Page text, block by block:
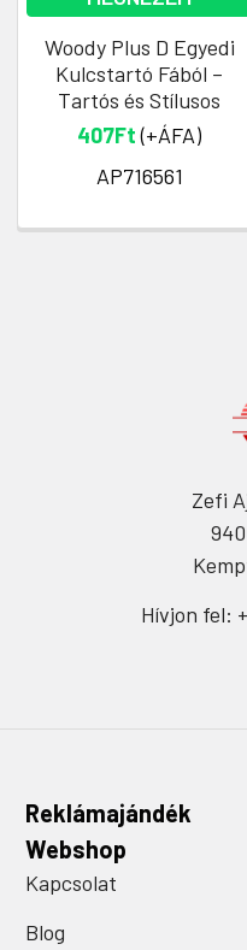
Woody Plus D Egyedi
Kulcstartó Fából –
Tartós és Stílusos
407Ft(+ÁFA)
AP716561
Zefi
Hívjon fel:
Reklámajándék
Webshop
Kapcsolat
Blog